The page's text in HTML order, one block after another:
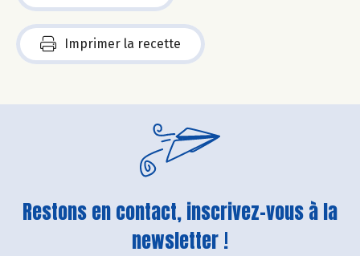
Imprimer la recette
Restons en contact, inscrivez-vous à la
newsletter !